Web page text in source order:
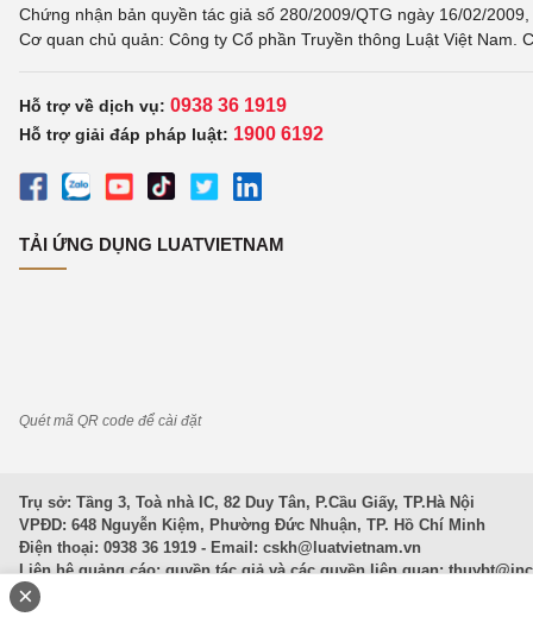
Chứng nhận bản quyền tác giả số 280/2009/QTG ngày 16/02/
Cơ quan chủ quản: Công ty Cổ phần Truyền thông Luật Việt Nam.
Hỗ trợ về dịch vụ: 0938 36 1919
Hỗ trợ giải đáp pháp luật: 1900 6192
TẢI ỨNG DỤNG LUATVIETNAM
Quét mã QR code để cài đặt
Trụ sở: Tầng 3, Toà nhà IC, 82 Duy Tân, P.Cầu Giấy, TP.Hà Nội
VPĐD: 648 Nguyễn Kiệm, Phường Đức Nhuận, TP. Hồ Chí Minh
Điện thoại: 0938 36 1919 - Email: cskh@luatvietnam.vn
Liên hệ quảng cáo; quyền tác giả và các quyền liên quan:
Văn Bản Pháp Luật
×